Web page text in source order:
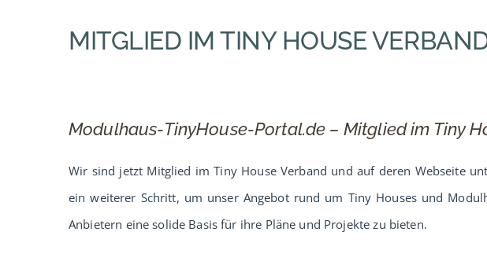
MITGLIED IM TINY HOUSE
Modulhaus-TinyHouse-Portal.de – Mitglied im Tiny
Wir sind jetzt Mitglied im Tiny House Verband und auf deren Webseite
ein weiterer Schritt, um unser Angebot rund um Tiny Houses und
Anbietern eine solide Basis für ihre Pläne und Projekte zu bieten.